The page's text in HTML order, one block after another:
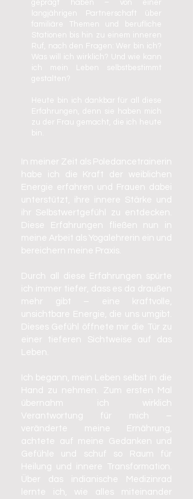
geprägt haben – von einer
langjährigen Partnerschaft über
familiäre Themen und berufliche
Stationen bis hin zu einem inneren
Ruf, nach den Fragen: Wer bin ich?
Was will ich wirklich? Und wie kann
ich mein Leben selbstbestimmt
gestalten?
Heute bin ich dankbar für all diese
Erfahrungen, denn sie haben mich
zu der Frau gemacht, die ich heute
bin.
In meiner Zeit als Poledancetrainerin
habe ich die Kraft der weiblichen
Energie erfahren und Frauen dabei
unterstützt, ihre innere Stärke und
ihr Selbstwertgefühl zu entdecken.
Diese Erfahrungen fließen nun in
meine Arbeit als Yogalehrerin ein und
bereichern meine Praxis.
Durch all diese Erfahrungen spürte
ich immer tiefer, dass es da draußen
mehr gibt – eine kraftvolle,
unsichtbare Energie, die uns umgibt.
Dieses Gefühl öffnete mir die Tür zu
einer tieferen Sichtweise auf das
Leben.
Ich begann, mein Leben selbst in die
Hand zu nehmen. Zum ersten Mal
übernahm ich wirklich
Verantwortung für mich –
veränderte meine Ernährung,
achtete auf meine Gedanken und
Gefühle und schuf so Raum für
Heilung und innere Transformation.
Über das indianische Medizinrad
lernte ich, wie alles miteinander